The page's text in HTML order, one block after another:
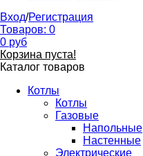
Вход/Регистрация
Товаров: 0
0 руб
Корзина пуста!
Каталог товаров
Котлы
Котлы
Газовые
Напольные
Настенные
Электрические